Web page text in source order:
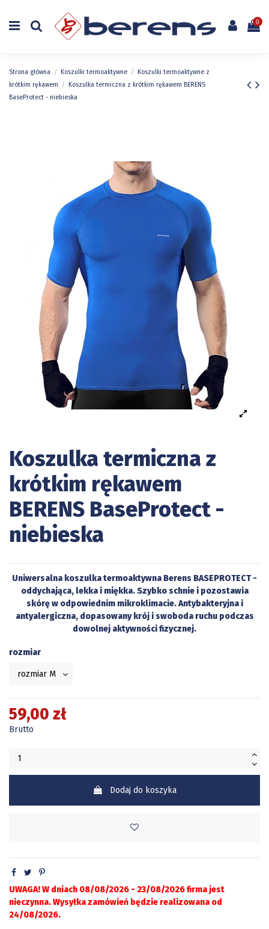
0
Strona główna Koszulki termoaktywne
Koszulki termoaktywne z
krótkim rękawem
Koszulka termiczna z krótkim rękawem BERENS
BaseProtect - niebieska
Koszulka termiczna z
krótkim rękawem
BERENS BaseProtect -
niebieska
Uniwersalna koszulka termoaktywna Berens BASEPROTECT -
oddychająca, lekka i miękka. Szybko schnie i pozostawia
skórę w odpowiednim mikroklimacie. Antybakteryjna i
antyalergiczna, dopasowany krój i swoboda ruchu podczas
dowolnej aktywności fizycznej.
rozmiar
59,00 zł
Brutto
Dodaj do koszyka
UWAGA! W dniach 08/08/2026 - 23/08/2026 firma jest
nieczynna. Wysyłka zamówień będzie realizowana od
24/08/2026.